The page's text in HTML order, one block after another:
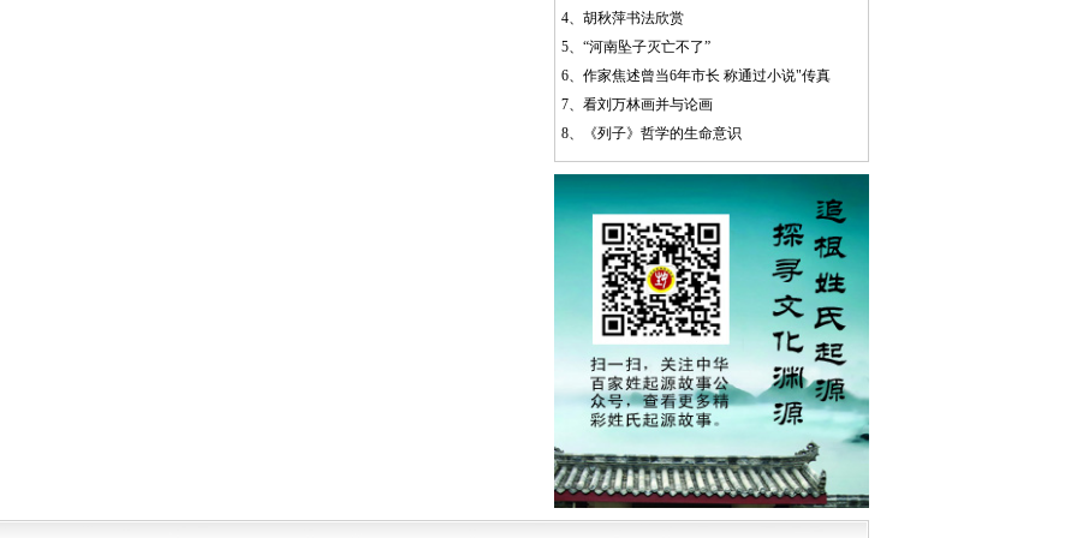
4、 胡秋萍书法欣赏
5、 “河南坠子灭亡不了”
6、 作家焦述曾当6年市长 称通过小说"传真
7、 看刘万林画并与论画
8、
《列子》哲学的生命意识